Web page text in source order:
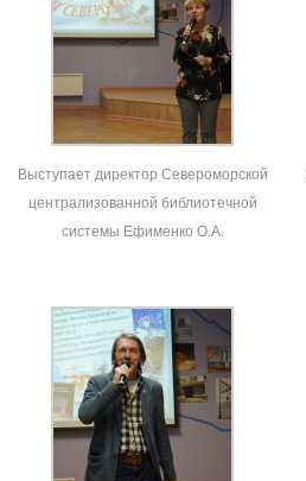
Выступает директор Североморской
централизованной библиотечной
системы Ефименко О.А.